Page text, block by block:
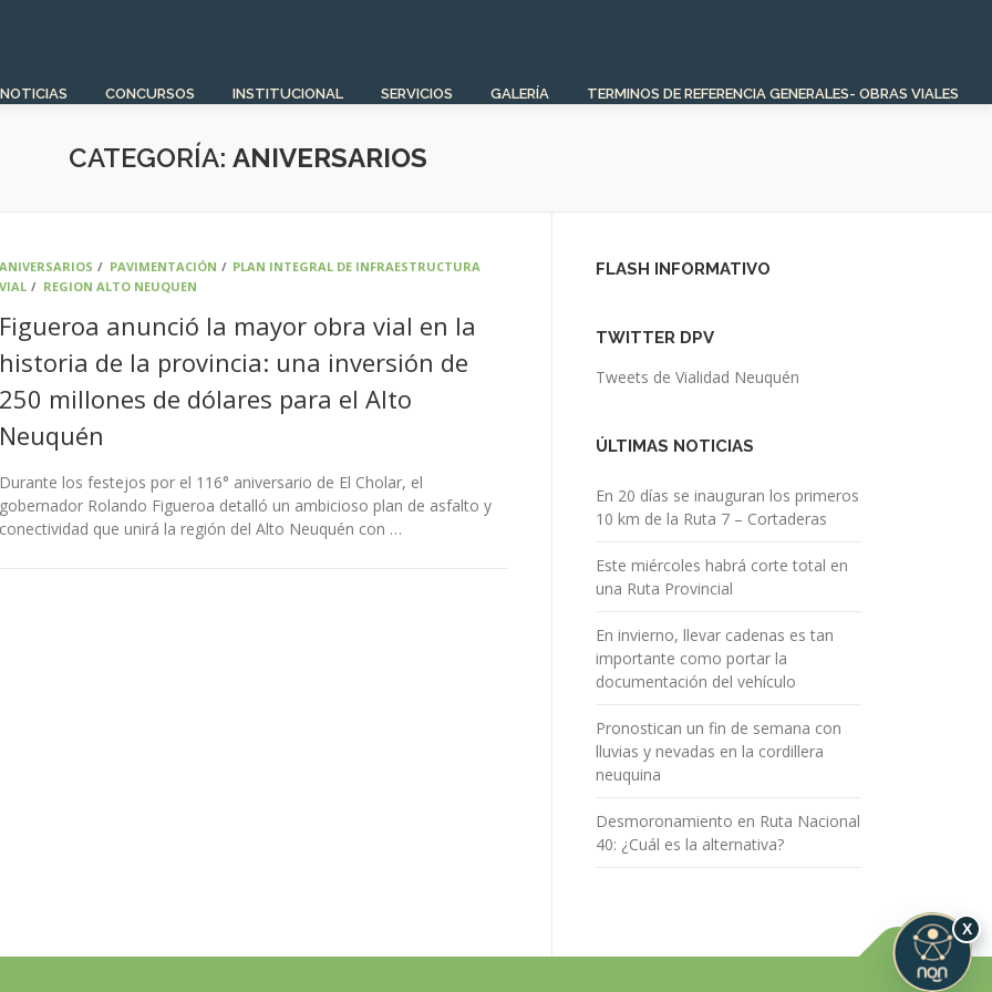
NOTICIAS CONCURSOS INSTITUCIONAL SERVICIOS GALERÍA TERMINOS DE REFERENCIA GENERALES- OBRAS VIALES
CATEGORÍA: ANIVERSARIOS
ANIVERSARIOS / PAVIMENTACIÓN / PLAN INTEGRAL DE INFRAESTRUCTURA
VIAL / REGION ALTO NEUQUEN
Figueroa anunció la mayor obra vial en la
historia de la provincia: una inversión de
250 millones de dólares para el Alto
Neuquén
Durante los festejos por el 116° aniversario de El Cholar, el
gobernador Rolando Figueroa detalló un ambicioso plan de asfalto y
conectividad que unirá la región del Alto Neuquén con …
FLASH INFORMATIVO
TWITTER DPV
Tweets de Vialidad Neuquén
ÚLTIMAS NOTICIAS
En 20 días se inauguran los primeros
10 km de la Ruta 7 – Cortaderas
Este miércoles habrá corte total en
una Ruta Provincial
En invierno, llevar cadenas es tan
importante como portar la
documentación del vehículo
Pronostican un fin de semana con
lluvias y nevadas en la cordillera
neuquina
Desmoronamiento en Ruta Nacional
40: ¿Cuál es la alternativa?
X